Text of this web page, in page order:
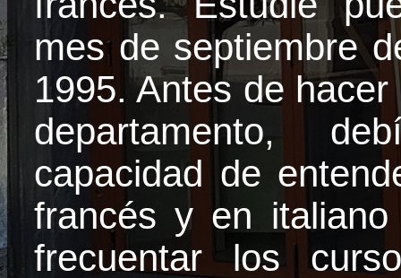
mes de septiembre
1995. Antes de
departamento,
capacidad de
francés y en
frecuentar los